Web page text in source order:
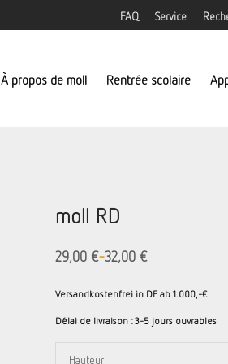
FAQ Service
À propos de moll Rentrée scolaire
moll RD
29,00 €-32,00 €
Versandkostenfrei in DE ab 1.000,-€
Délai de livraison :3-5 jours ouvrables